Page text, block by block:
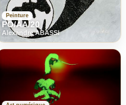
Peinture
PO/AA/20
Alexandre ABASSI